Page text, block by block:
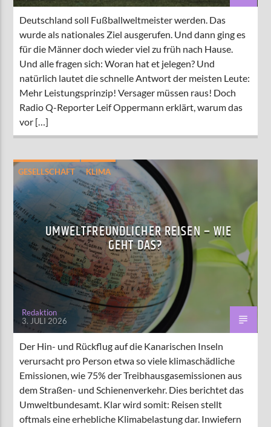
Deutschland soll Fußballweltmeister werden. Das
wurde als nationales Ziel ausgerufen. Und dann ging es
für die Männer doch wieder viel zu früh nach Hause.
Und alle fragen sich: Woran hat et jelegen? Und
natürlich lautet die schnelle Antwort der meisten Leute:
Mehr Leistungsprinzip! Versager müssen raus! Doch
Radio Q-Reporter Leif Oppermann erklärt, warum das
vor […]
GESELLSCHAFT KLIMA
LEBEN UND FREIZEIT
UMWELTFREUNDLICHER REISEN – WIE
GEHT DAS?
Redaktion
3. JULI 2026
Der Hin- und Rückflug auf die Kanarischen Inseln
verursacht pro Person etwa so viele klimaschädliche
Emissionen, wie 75% der Treibhausgasemissionen aus
dem Straßen- und Schienenverkehr. Dies berichtet das
Umweltbundesamt. Klar wird somit: Reisen stellt
oftmals eine erhebliche Klimabelastung dar. Inwiefern